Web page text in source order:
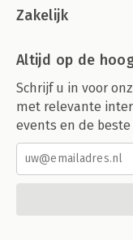
Zakelijk
Altijd op de
Schrijf u in voor
met relevante
events en de beste